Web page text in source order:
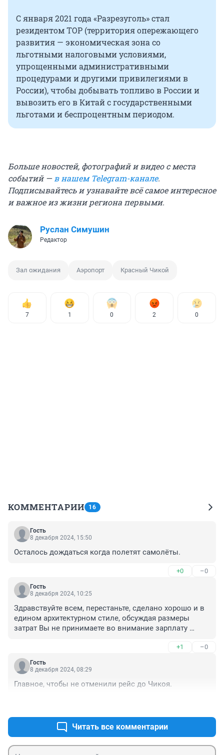
С января 2021 года «Разрезуголь» стал
резидентом ТОР (территория опережающего
развития — экономическая зона со
льготными налоговыми условиями,
упрощенными административными
процедурами и другими привилегиями в
России), чтобы добывать топливо в России и
вывозить его в Китай с государственными
льготами и беспроцентным периодом.
Больше новостей, фотографий и видео с места
событий — в нашем Telegram-канале.
Подписывайтесь и узнавайте всё самое интересное
и важное из жизни региона первыми.
Руслан Симушин
Редактор
Зал ожидания Аэропорт Красный Чикой
7 1 0 2 0
КОММЕНТАРИИ 16
Гость
8 декабря 2024, 15:50
Осталось дождаться когда полетят самолёты.
+0 –0
Гость
8 декабря 2024, 10:25
Здравствуйте всем, перестаньте, сделано хорошо и в
едином архитектурном стиле, обсуждая размеры
затрат Вы не принимаете во внимание зарплату
но это не точно, строительные материалы которые
вы видны глазу и стоят один миллион,но скорее
всего стоят дороже.
ожидании самолёта укрыться от ненастья, а в
реку Жерейка в Чите в районе ЧЭСа
по слухам сумма затрат равна 70миллионов рублей
,вот только моста до сих пор нет, строительство
моста ведётся третий год.
+1 –0
Гость
8 декабря 2024, 08:29
Главное, чтобы не отменили рейс до Чикоя.
Читать все комментарии